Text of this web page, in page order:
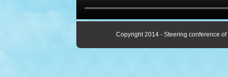
Copyright 2014 - Steering conference